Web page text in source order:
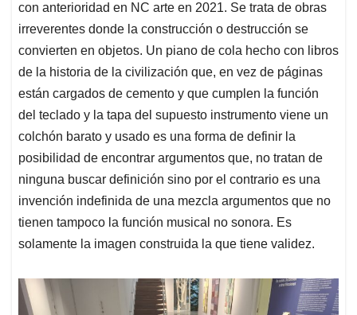
con anterioridad en NC arte en 2021. Se trata de obras
irreverentes donde la construcción o destrucción se
convierten en objetos. Un piano de cola hecho con libros
de la historia de la civilización que, en vez de páginas
están cargados de cemento y que cumplen la función
del teclado y la tapa del supuesto instrumento viene un
colchón barato y usado es una forma de definir la
posibilidad de encontrar argumentos que, no tratan de
ninguna buscar definición sino por el contrario es una
invención indefinida de una mezcla argumentos que no
tienen tampoco la función musical no sonora. Es
solamente la imagen construida la que tiene validez.